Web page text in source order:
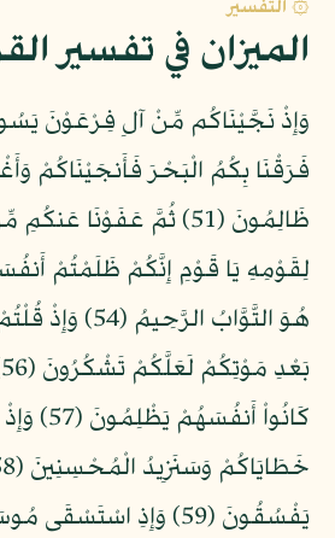
۞ التفسير
الميزان في تفسير
لِقَوْمِهِ يَا قَوْمِ إِنَّكُمْ ظَلَمْتُمْ
يَفْسُقُونَ (59) وَإِذِ